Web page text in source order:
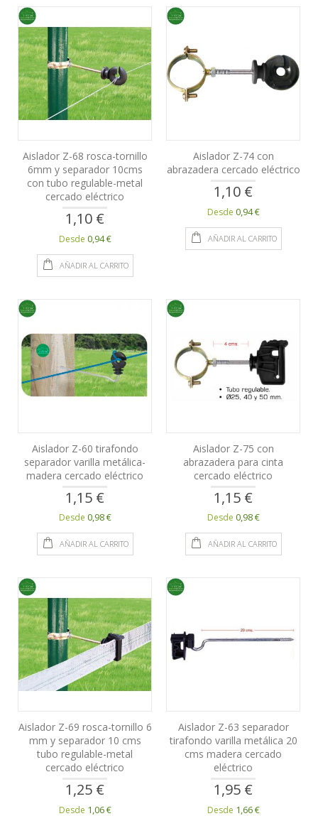
Aislador Z-68 rosca-tornillo
6mm y separador 10cms
con tubo regulable-metal
cercado eléctrico
1,10 €
Desde 0,94 €
AÑADIR AL CARRITO
Aislador Z-74 con
abrazadera cercado eléctrico
1,10 €
Desde 0,94 €
AÑADIR AL CARRITO
Aislador Z-60 tirafondo
separador varilla metálica-
madera cercado eléctrico
1,15 €
Desde 0,98 €
AÑADIR AL CARRITO
Aislador Z-75 con
abrazadera para cinta
cercado eléctrico
1,15 €
Desde 0,98 €
AÑADIR AL CARRITO
Aislador Z-69 rosca-tornillo 6
mm y separador 10 cms
tubo regulable-metal
cercado eléctrico
1,25 €
Desde 1,06 €
Aislador Z-63 separador
tirafondo varilla metálica 20
cms madera cercado
eléctrico
1,95 €
Desde 1,66 €